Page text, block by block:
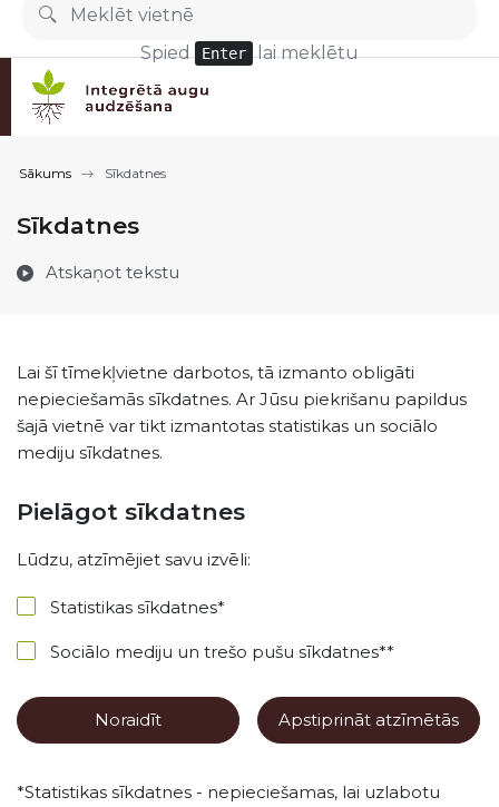
Pāriet uz lapas saturu
Spied Enter lai meklētu
Sākums Sīkdatnes
Sīkdatnes
Atskaņot tekstu
Lai šī tīmekļvietne darbotos, tā izmanto obligāti
nepieciešamās sīkdatnes. Ar Jūsu piekrišanu papildus
šajā vietnē var tikt izmantotas statistikas un sociālo
mediju sīkdatnes.
Pielāgot sīkdatnes
Lūdzu, atzīmējiet savu izvēli:
Statistikas sīkdatnes*
Sociālo mediju un trešo pušu sīkdatnes**
Noraidīt Apstiprināt atzīmētās
*Statistikas sīkdatnes - nepieciešamas, lai uzlabotu